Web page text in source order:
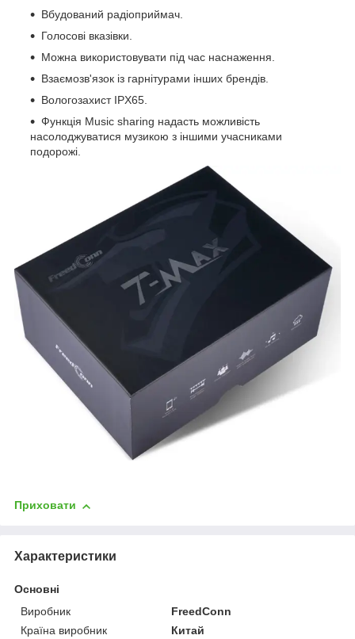
Вбудований радіоприймач.
Голосові вказівки.
Можна використовувати під час наснаження.
Взаємозв'язок із гарнітурами інших брендів.
Вологозахист IPX65.
Функція Music sharing надасть можливість
насолоджуватися музикою з іншими учасниками
подорожі.
Приховати
Характеристики
Основні
Виробник
FreedConn
Країна виробник
Китай